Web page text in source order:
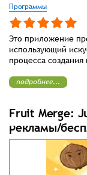
Программы
Это приложение
использующий
процесса создания
подробнее...
Fruit Merge:
рекламы/